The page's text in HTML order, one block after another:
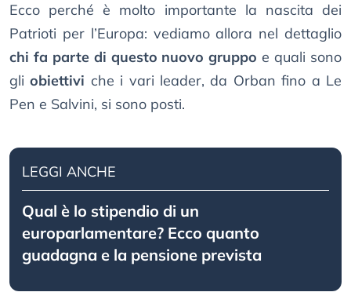
Ecco perché è molto importante la nascita dei
Patrioti per l’Europa: vediamo allora nel dettaglio
chi fa parte di questo nuovo gruppoe quali sono
gliobiettivi che i vari leader, da Orban fino a Le
Pen e Salvini, si sono posti.
LEGGI ANCHE
Qual è lo stipendio di un
europarlamentare? Ecco quanto
guadagna e la pensione prevista